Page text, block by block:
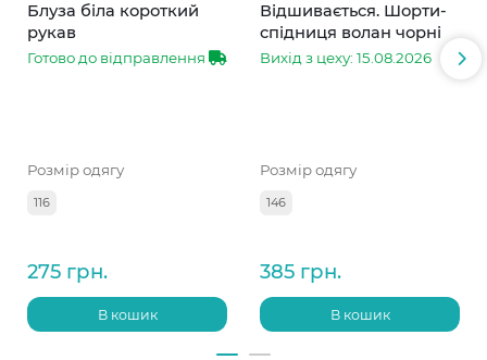
Блуза біла короткий
рукав
Готово до відправлення
Розмір одягу
116
275 грн.
В кошик
Відшивається. Шорти-
спідниця волан чорні
Вихід з цеху: 15.08.2026
Розмір одягу
146
385 грн.
В кошик